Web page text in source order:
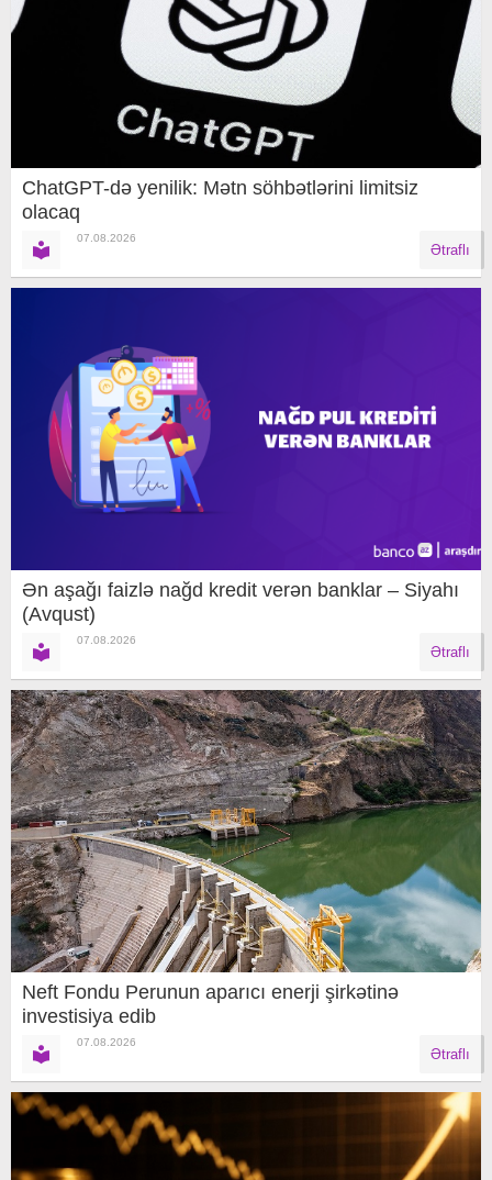
ChatGPT-də yenilik: Mətn söhbətlərini limitsiz
olacaq
07.08.2026
Ətraflı
Ən aşağı faizlə nağd kredit verən banklar – Siyahı
(Avqust)
07.08.2026
Ətraflı
Neft Fondu Perunun aparıcı enerji şirkətinə
investisiya edib
07.08.2026
Ətraflı